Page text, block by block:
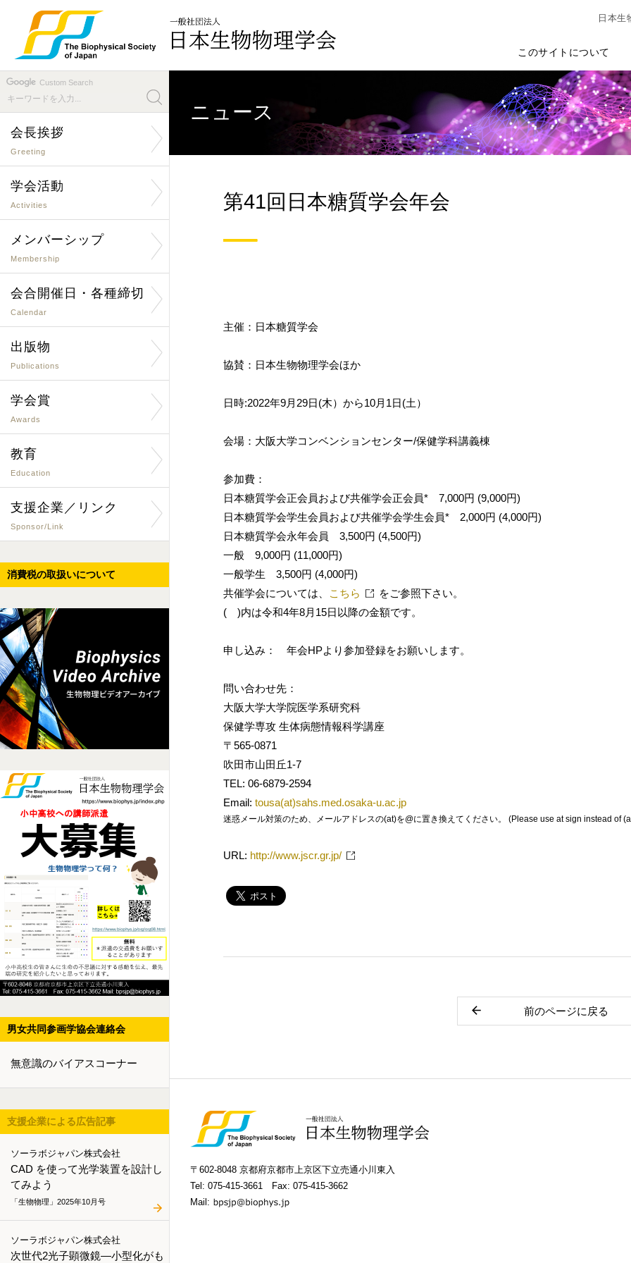
日本生
このサイトについて
Custom Search
会長挨拶
Greeting
学会活動
Activities
メンバーシップ
Membership
会合開催日・各種締切
Calendar
出版物
Publications
学会賞
Awards
教育
Education
支援企業／リンク
Sponsor/Link
消費税の取扱いについて
男女共同参画学協会連絡会
無意識のバイアスコーナー
支援企業による広告記事
ソーラボジャパン株式会社
CAD を使って光学装置を設計し
てみよう
「生物物理」2025年10月号
ソーラボジャパン株式会社
次世代2光子顕微鏡―小型化がも
ニュース
第41回日本糖質学会年会
主催：日本糖質学会
協賛：日本生物物理学会ほか
日時:2022年9月29日(木）から10月1日(土）
会場：大阪大学コンベンションセンター/保健学科講義棟
参加費：
日本糖質学会正会員および共催学会正会員* 7,000円 (9,000円)
日本糖質学会学生会員および共催学会学生会員* 2,000円 (4,000円)
日本糖質学会永年会員 3,500円 (4,500円)
一般 9,000円 (11,000円)
一般学生 3,500円 (4,000円)
共催学会については、
こちら
をご参照下さい。
( )内は令和4年8月15日以降の金額です。
申し込み： 年会HPより参加登録をお願いします。
問い合わせ先：
大阪大学大学院医学系研究科
保健学専攻 生体病態情報科学講座
〒565-0871
吹田市山田丘1-7
TEL: 06-6879-2594
Email: tousa(at)sahs.med.osaka-u.ac.jp
迷惑メール対策のため、メールアドレスの(at)を@に置き換えてください。 (Please use at sign instead of
URL: http://www.jscr.gr.jp/
前のページに戻る
〒602-8048 京都府京都市上京区下立売通小川東入
Tel: 075-415-3661 Fax: 075-415-3662
Mail: